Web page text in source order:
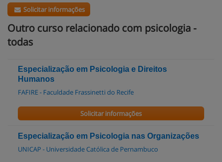
Solicitar informações
Outro curso relacionado com psicologia -
todas
Especialização em Psicologia e Direitos
Humanos
FAFIRE - Faculdade Frassinetti do Recife
Solicitar informações
Especialização em Psicologia nas Organizações
UNICAP - Universidade Católica de Pernambuco